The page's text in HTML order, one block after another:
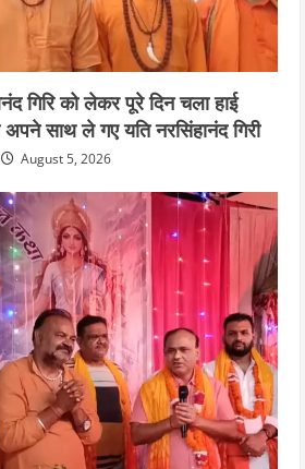
गिरि को लेकर पूरे दिन चला हाई
साथ ले गए यति नरसिंहानंद गिरी
August 5, 2026